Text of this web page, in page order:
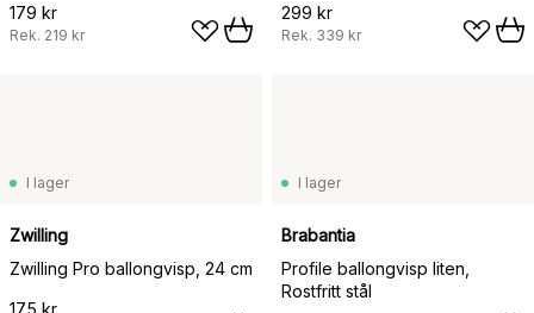
179 kr
Rek. 219 kr
299 kr
Rek. 339 kr
I lager
Zwilling
Zwilling Pro ballongvisp, 24 cm
175 kr
I lager
Brabantia
Profile ballongvisp liten,
Rostfritt stål